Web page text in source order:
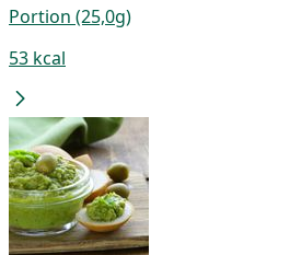
Portion (25,0g)
53 kcal